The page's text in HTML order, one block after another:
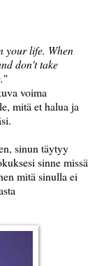
your life. When
don't take
"
voima
mitä et halua ja
sinun täytyy
sinne missä
mitä sinulla ei